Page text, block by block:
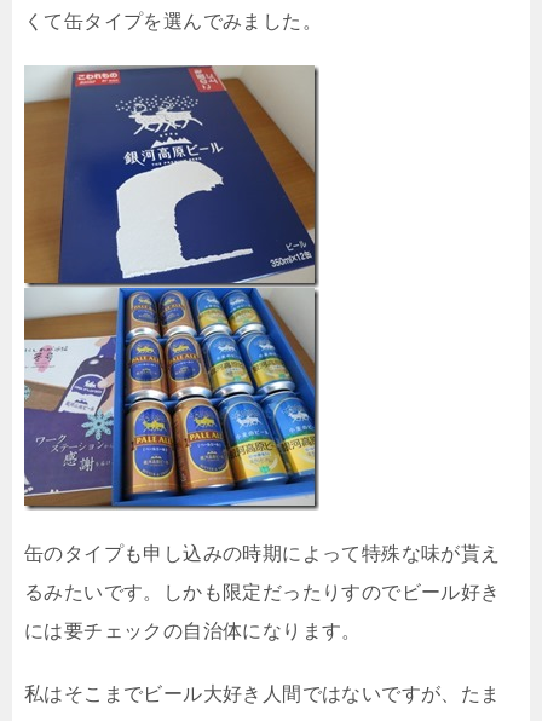
くて缶タイプを選んでみました。
缶のタイプも申し込みの時期によって特殊な味が貰え
るみたいです。しかも限定だったりすのでビール好き
には要チェックの自治体になります。
私はそこまでビール大好き人間ではないですが、たま